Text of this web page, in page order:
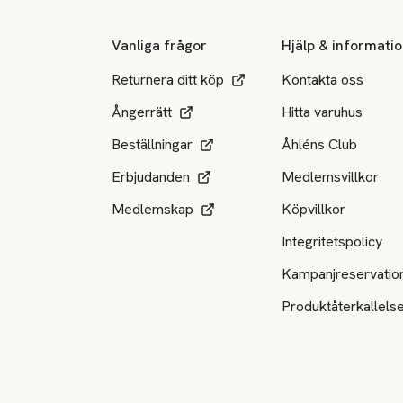
Vanliga frågor
Returnera ditt köp
Ångerrätt
Beställningar
Erbjudanden
Medlemskap
Hjälp &
Kontakta oss
Hitta varuhus
Åhléns Club
Medlemsvillkor
Köpvillkor
Integritetspolicy
Produktåterkallelse